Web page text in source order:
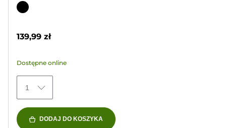
na
2199
Wkład
139,99 zł
Dostępne online
1
DODAJ DO KOSZYKA